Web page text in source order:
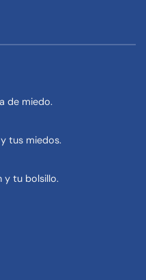
de miedo.
tus miedos.
y tu bolsillo.